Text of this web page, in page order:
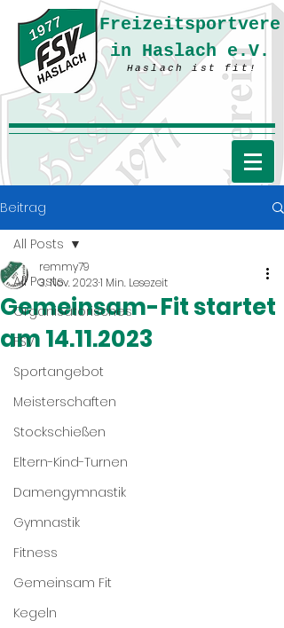
Freizeitsportvere
in Haslach e.V.
Haslach ist fit!
Beitrag
All Posts
Organisatorisches
FSV
Sportangebot
Meisterschaften
Stockschießen
Eltern-Kind-Turnen
Damengymnastik
Gymnastik
Fitness
Gemeinsam Fit
Kegeln
All Posts
Gemeinsam-Fit startet
am 14.11.2023
remmy79
3. Nov. 20231 Min. Lesezeit